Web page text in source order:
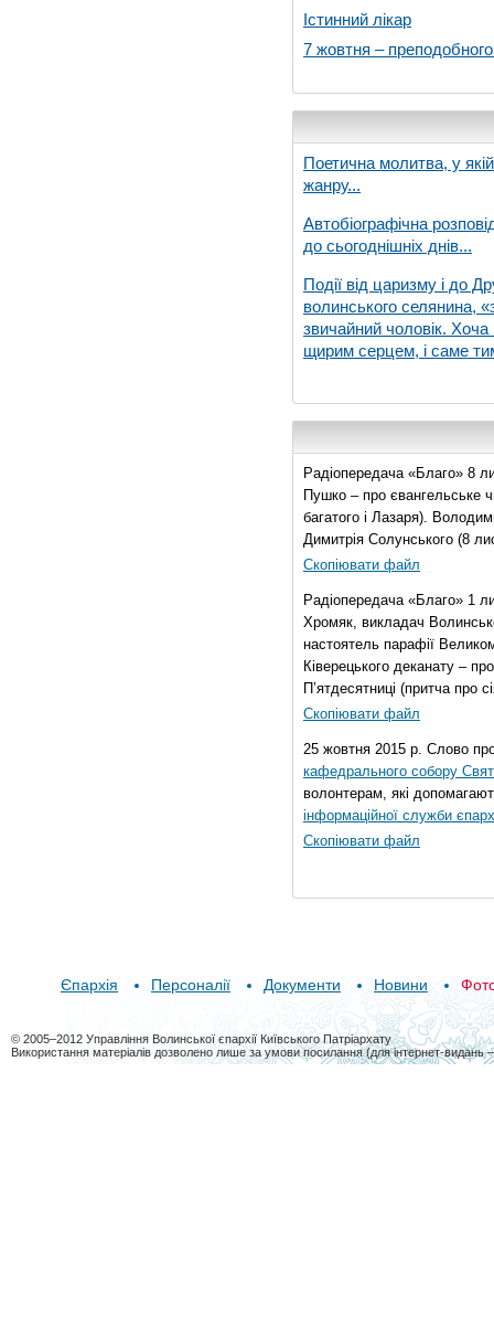
Істинний лікар
7 жовтня –
Поетична молитва, у
жанру...
Автобіографічна
до сьогоднішніх днів...
Події від царизму і до
волинського селянина,
звичайний чоловік. Хоча
щирим серцем, і саме
Радіопередача «Благо» 8
Пушко – про євангельське
багатого і Лазаря).
Димитрія Солунського (8
Скопіювати файл
Радіопередача «Благо» 1
Хромяк, викладач
настоятель парафії
Ківерецького деканату –
П’ятдесятниці (притча про
Скопіювати файл
25 жовтня 2015 р. Слово
кафедрального собору
волонтерам, які
інформаційної служби
Скопіювати файл
Єпархія Персоналії Документи Новини
© 2005–2012 Управління Волинської єпархії Київського Патріархату
Використання матеріалів дозволено лише за умови посилання (для інтернет-видань